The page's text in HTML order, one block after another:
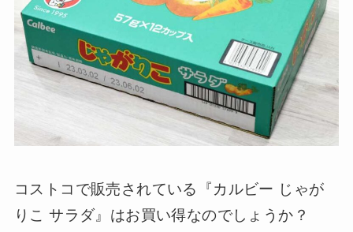
コストコで販売されている『カルビー じゃが
りこ サラダ』はお買い得なのでしょうか？